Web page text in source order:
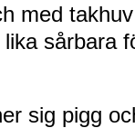
med
sårbara
sig pigg